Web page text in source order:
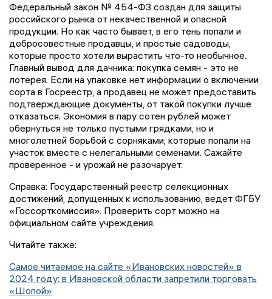
Федеральный закон № 454-ФЗ создан для защиты
российского рынка от некачественной и опасной
продукции. Но как часто бывает, в его тень попали и
добросовестные продавцы, и простые садоводы,
которые просто хотели вырастить что-то необычное.
Главный вывод для дачника: покупка семян - это не
лотерея. Если на упаковке нет информации о включении
сорта в Госреестр, а продавец не может предоставить
подтверждающие документы, от такой покупки лучше
отказаться. Экономия в пару сотен рублей может
обернуться не только пустыми грядками, но и
многолетней борьбой с сорняками, которые попали на
участок вместе с нелегальными семенами. Сажайте
проверенное - и урожай не разочарует.
Справка: Государственный реестр селекционных
достижений, допущенных к использованию, ведет ФГБУ
«Госсорткомиссия». Проверить сорт можно на
официальном сайте учреждения.
Читайте также:
Самое читаемое на сайте «Ивановских новостей» в
2024 году: в Ивановской области запретили торговать
«Шопой»